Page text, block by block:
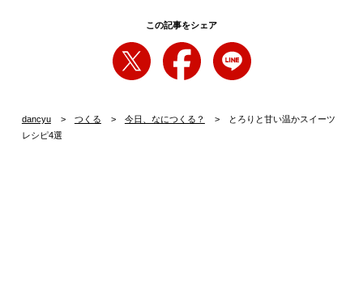
この記事をシェア
dancyu つくる 今日、なにつくる？
とろりと甘い温かスイーツ
レシピ4選